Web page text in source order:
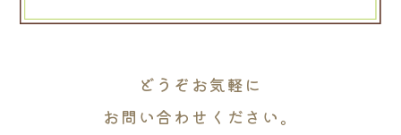
どうぞお気軽に
お問い合わせください。